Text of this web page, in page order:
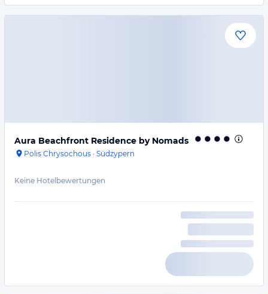
Aura Beachfront Residence by Nomads
Polis Chrysochous · Südzypern
Keine Hotelbewertungen